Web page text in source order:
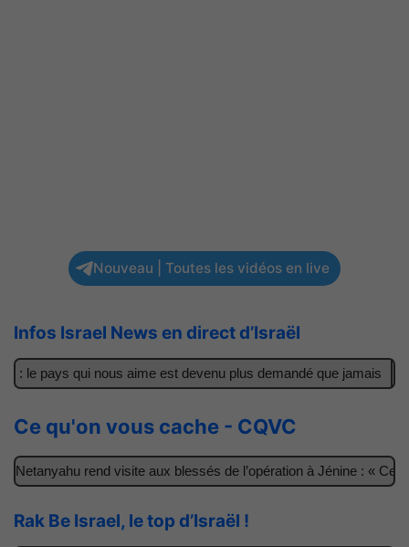
Nouveau | Toutes les vidéos en live
Infos Israel News en direct d’Israël
le pays qui nous aime est devenu plus demandé que jamais
Ce qu'on vous cache - CQVC
rend visite aux blessés de l’opération à Jénine : « Ces
Rak Be Israel, le top d’Israël !